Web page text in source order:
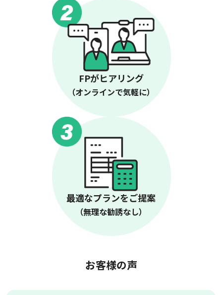
FPがヒアリング
（オンラインで気軽に）
最適なプランをご提案
（無理な勧誘なし）
お客様の声